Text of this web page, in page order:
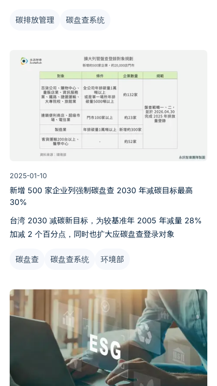
而，供应链压力并未因此消减，尤其是欧盟等地仍对碳排
碳排放管理 碳盘查系统
2025-01-10
新增 500 家企业列强制碳盘查 2030 年减碳目标最高
30%
台湾 2030 减碳新目标，为较基准年 2005 年减量 28%
加减 2 个百分点，同时也扩大应碳盘查登录对象
碳盘查 碳盘查系统 环境部